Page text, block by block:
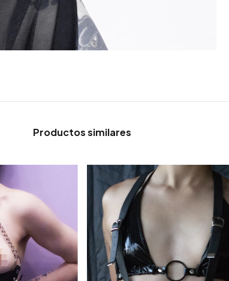
Productos similares